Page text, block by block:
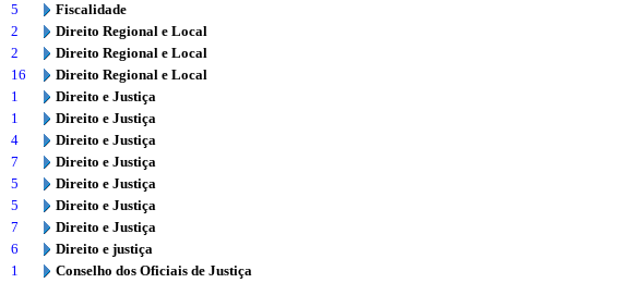
5
Fiscalidade
2
Direito Regional e Local
2
Direito Regional e Local
16
Direito Regional e Local
1
Direito e Justiça
1
Direito e Justiça
4
Direito e Justiça
7
Direito e Justiça
5
Direito e Justiça
5
Direito e Justiça
7
Direito e Justiça
6
Direito e justiça
1
Conselho dos Oficiais de Justiça